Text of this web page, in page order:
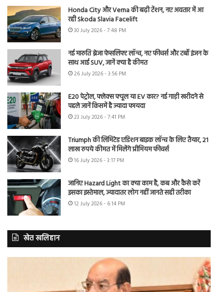
Honda City और Verna की बढ़ी टेंशन, नए अवतार में आ
रही Skoda Slavia Facelift
30 July 2026 - 7:48 PM
नई मारुति ब्रेजा फेसलिफ्ट लॉन्च, नए फीचर्स और टर्बो इंजन के
साथ आई SUV, जानें क्या है कीमत
26 July 2026 - 3:56 PM
E20 पेट्रोल, फ्लेक्स फ्यूल या EV कार? नई गाड़ी खरीदने से
पहले जानें किसमें है ज्यादा फायदा
23 July 2026 - 7:41 PM
Triumph की लिमिटेड एडिशन बाइक लॉन्च के लिए तैयार, 21
लाख रुपये कीमत में मिलेंगे प्रीमियम फीचर्स
16 July 2026 - 3:17 PM
जानिए Hazard Light का क्या काम है, कब और कैसे करें
इसका इस्तेमाल, ज्यादातर लोग नहीं जानते सही तरीका
12 July 2026 - 6:14 PM
खेत खलिहान